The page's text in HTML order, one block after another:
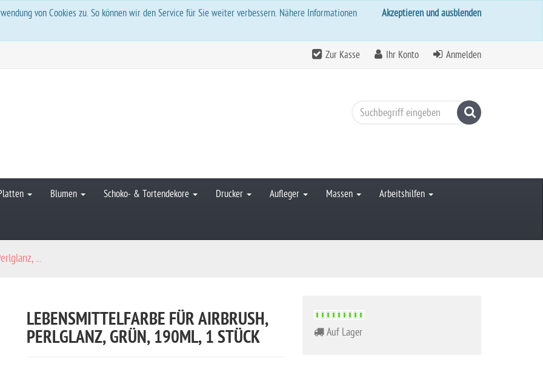
Akzeptieren und ausblenden
von Cookies zu. So können wir den Service für Sie weiter verbessern. Nähere Informationen
Zur Kasse Ihr Konto Anmelden
Suchen
Blumen Schoko- & Tortendekore Drucker Aufleger Massen Arbeitshilfen
...
Auf Lager
LEBENSMITTELFARBE FÜR AIRBRUSH,
PERLGLANZ, GRÜN, 190ML, 1 STÜCK